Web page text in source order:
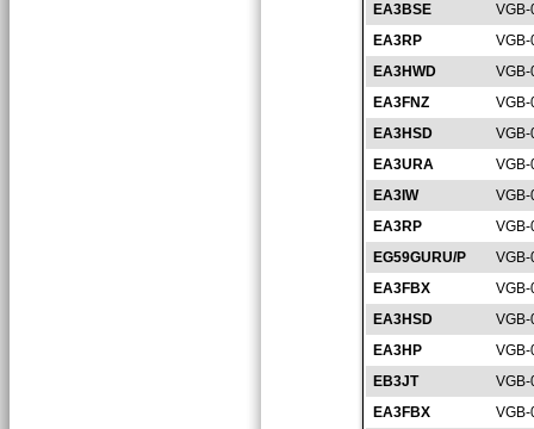
EA3BSE
EA3RP
EA3HWD
EA3FNZ
EA3HSD
EA3URA
EA3IW
EA3RP
EG59GURU/P
EA3FBX
EA3HSD
EA3HP
EB3JT
EA3FBX